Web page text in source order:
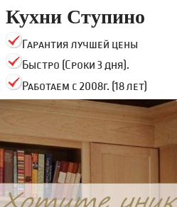
Кухни Ступино
Гарантия лучшей цены
Быстро (Сроки 3 дня).
Работаем с 2008г. (18 лет)